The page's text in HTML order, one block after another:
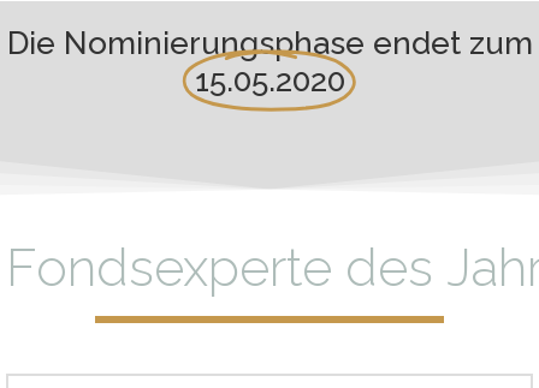
Die Nominierungsphase endet zum
15.05.2020
Fondsexperte des Jah